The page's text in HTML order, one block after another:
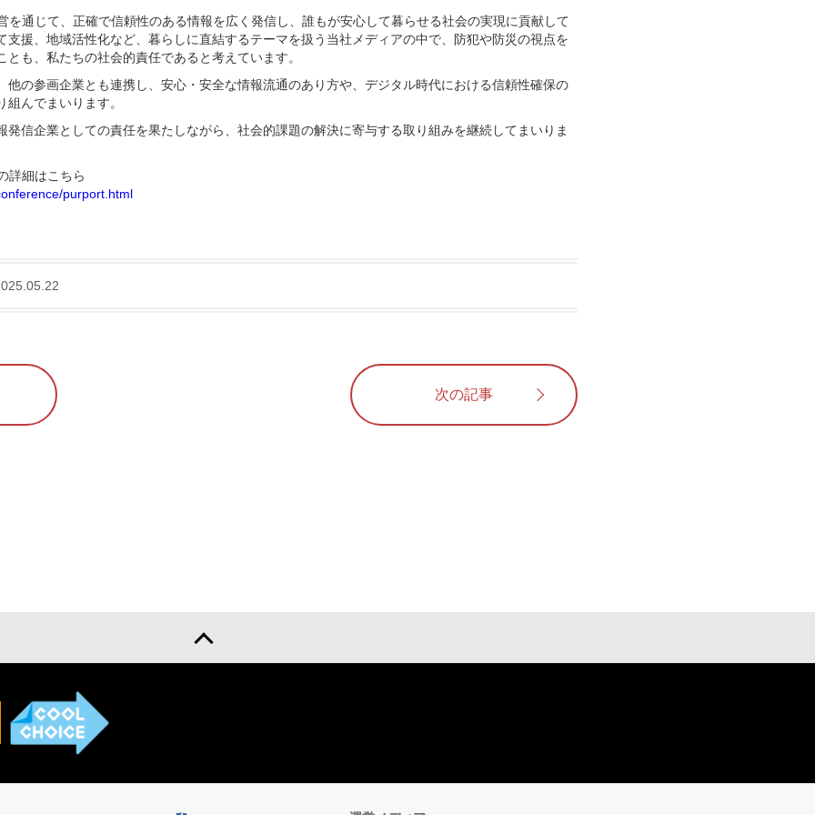
を通じて、正確で信頼性のある情報を広く発信し、誰もが安心して暮らせる社会の実現に貢献して
支援、地域活性化など、暮らしに直結するテーマを扱う当社メディアの中で、防犯や防災の視点を
も、私たちの社会的責任であると考えています。
他の参画企業とも連携し、安心・安全な情報流通のあり方や、デジタル時代における信頼性確保の
んでまいります。
発信企業としての責任を果たしながら、社会的課題の解決に寄与する取り組みを継続してまいりま
詳細はこちら
purport.html
次の記事